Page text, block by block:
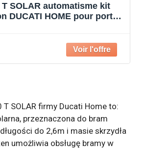
T SOLAR automatisme kit
DUCATI HOME pour portail
SOLAR firmy Ducati Home to:
przeznaczona do bram
do 2,6m i masie skrzydła
umożliwia obsługę bramy w